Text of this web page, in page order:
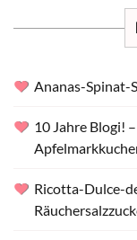
Ananas-Spinat-
10 Jahre Blogi!
Ricotta-Dulce-